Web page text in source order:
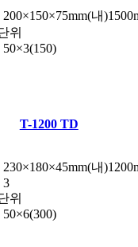
200×150×75mm(내
위
50×3(150)
T-1200 TD
230×180×45mm(내
3
위
50×6(300)